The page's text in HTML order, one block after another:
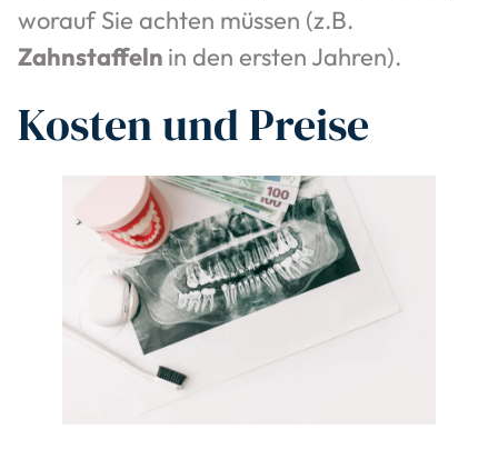
worauf Sie achten müssen (z.B.
Zahnstaffeln in den ersten Jahren).
Kosten und Preise